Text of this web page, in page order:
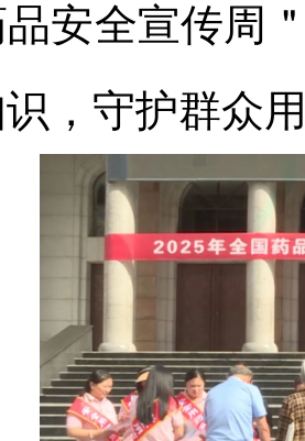
安全宣传周
，守护群众